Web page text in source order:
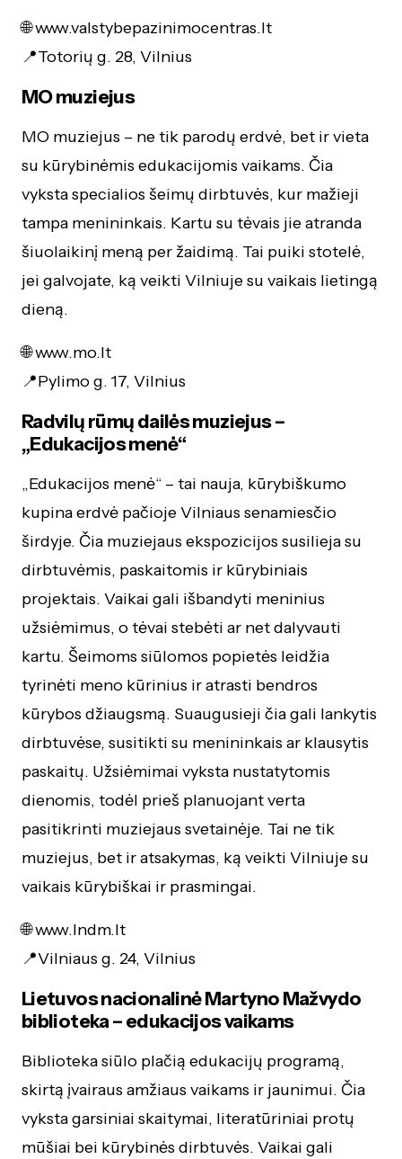
🌐www.valstybepazinimocentras.lt
📍Totorių g. 28, Vilnius
MO muziejus
MO muziejus – ne tik parodų erdvė, bet ir vieta
su kūrybinėmis edukacijomis vaikams. Čia
vyksta specialios šeimų dirbtuvės, kur mažieji
tampa menininkais. Kartu su tėvais jie atranda
šiuolaikinį meną per žaidimą. Tai puiki stotelė,
jei galvojate, ką veikti Vilniuje su vaikais lietingą
dieną.
🌐www.mo.lt
📍Pylimo g. 17, Vilnius
Radvilų rūmų dailės muziejus –
„Edukacijos menė“
„Edukacijos menė“ – tai nauja, kūrybiškumo
kupina erdvė pačioje Vilniaus senamiesčio
širdyje. Čia muziejaus ekspozicijos susilieja su
dirbtuvėmis, paskaitomis ir kūrybiniais
projektais. Vaikai gali išbandyti meninius
užsiėmimus, o tėvai stebėti ar net dalyvauti
kartu. Šeimoms siūlomos popietės leidžia
tyrinėti meno kūrinius ir atrasti bendros
kūrybos džiaugsmą. Suaugusieji čia gali lankytis
dirbtuvėse, susitikti su menininkais ar klausytis
paskaitų. Užsiėmimai vyksta nustatytomis
dienomis, todėl prieš planuojant verta
pasitikrinti muziejaus svetainėje. Tai ne tik
muziejus, bet ir atsakymas, ką veikti Vilniuje su
vaikais kūrybiškai ir prasmingai.
🌐www.lndm.lt
📍Vilniaus g. 24, Vilnius
Lietuvos nacionalinė Martyno Mažvydo
biblioteka – edukacijos vaikams
Biblioteka siūlo plačią edukacijų programą,
skirtą įvairaus amžiaus vaikams ir jaunimui. Čia
vyksta garsiniai skaitymai, literatūriniai protų
mūšiai bei kūrybinės dirbtuvės. Vaikai gali